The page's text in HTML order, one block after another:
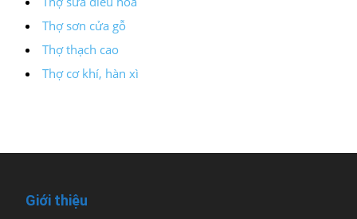
Thợ sơn cửa gỗ
Thợ thạch cao
Thợ cơ khí, hàn xì
Giới thiệu